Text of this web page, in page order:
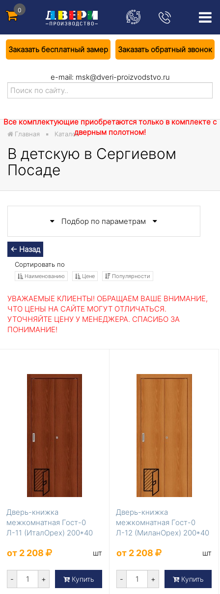
0
Заказать бесплатный замер Заказать обратный звонок
e-mail: msk@dveri-proizvodstvo.ru
Все комплектующие приобретаются только в комплекте с
дверным полотном!
Главная Каталог
В детскую в Сергиевом
Посаде
Подбор по параметрам
← Назад
Сортировать по
Наименованию Цене Популярности
УВАЖАЕМЫЕ КЛИЕНТЫ! ОБРАЩАЕМ ВАШЕ ВНИМАНИЕ,
ЧТО ЦЕНЫ НА САЙТЕ МОГУТ ОТЛИЧАТЬСЯ.
УТОЧНЯЙТЕ ЦЕНУ У МЕНЕДЖЕРА. СПАСИБО ЗА
ПОНИМАНИЕ!
Дверь-книжка
межкомнатная Гост-0
Л-11 (ИталОрех) 200*40
от 2 208 шт
- + Купить
Дверь-книжка
межкомнатная Гост-0
Л-12 (МиланОрех) 200*40
от 2 208 шт
- + Купить